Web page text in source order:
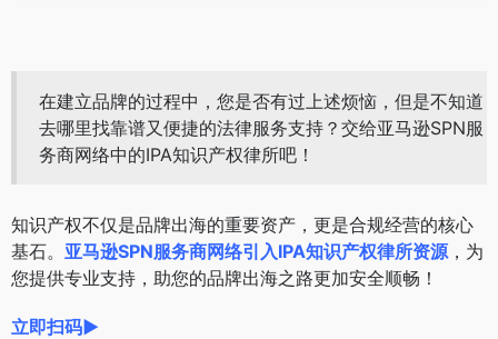
在建立品牌的过程中，您是否有过上述烦恼，但是不知道
去哪里找靠谱又便捷的法律服务支持？交给亚马逊SPN服
务商网络中的IPA知识产权律所吧！
知识产权不仅是品牌出海的重要资产，更是合规经营的核心
基石。 亚马逊SPN服务商网络引入IPA知识产权律所资源 ，为
您提供专业支持，助您的品牌出海之路更加安全顺畅！
立即扫码►